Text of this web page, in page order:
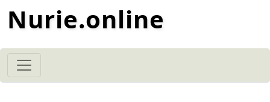
Nurie.online